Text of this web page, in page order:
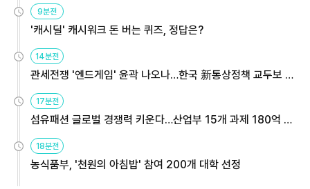
9분전
'캐시딜' 캐시워크 돈 버는 퀴즈, 정답은?
14분전
관세전쟁 '엔드게임' 윤곽 나오나…한국 新통상정책 교두보 활
17분전
섬유패션 글로벌 경쟁력 키운다…산업부 15개 과제 180억 지
18분전
농식품부, '천원의 아침밥' 참여 200개 대학 선정